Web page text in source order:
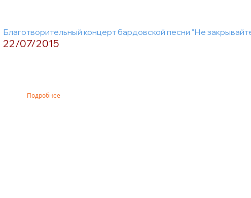
Благотворительный концерт бардовской песни "Не
22/07/2015
Подробнее